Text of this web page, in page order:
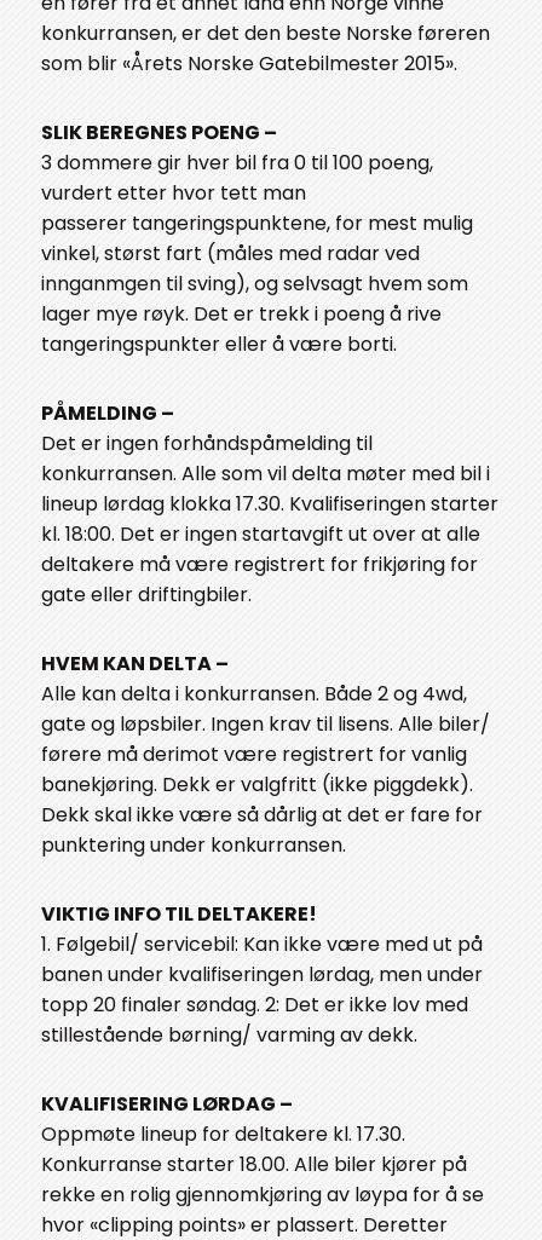
konkurransen, er det den beste Norske føreren
som blir «Årets Norske Gatebilmester 2015».
SLIK BEREGNES POENG –
3 dommere gir hver bil fra 0 til 100 poeng,
vurdert etter hvor tett man
passerer tangeringspunktene, for mest mulig
vinkel, størst fart (måles med radar ved
innganmgen til sving), og selvsagt hvem som
lager mye røyk. Det er trekk i poeng å rive
tangeringspunkter eller å være borti.
PÅMELDING –
Det er ingen forhåndspåmelding til
konkurransen. Alle som vil delta møter med bil i
lineup lørdag klokka 17.30. Kvalifiseringen starter
kl. 18:00. Det er ingen startavgift ut over at alle
deltakere må være registrert for frikjøring for
gate eller driftingbiler.
HVEM KAN DELTA –
Alle kan delta i konkurransen. Både 2 og 4wd,
gate og løpsbiler. Ingen krav til lisens. Alle biler/
førere må derimot være registrert for vanlig
banekjøring. Dekk er valgfritt (ikke piggdekk).
Dekk skal ikke være så dårlig at det er fare for
punktering under konkurransen.
VIKTIG INFO TIL DELTAKERE!
1. Følgebil/ servicebil: Kan ikke være med ut på
banen under kvalifiseringen lørdag, men under
topp 20 finaler søndag. 2: Det er ikke lov med
stillestående børning/ varming av dekk.
KVALIFISERING LØRDAG –
Oppmøte lineup for deltakere kl. 17.30.
Konkurranse starter 18.00. Alle biler kjører på
rekke en rolig gjennomkjøring av løypa for å se
hvor «clipping points» er plassert. Deretter